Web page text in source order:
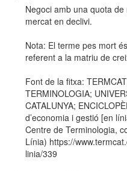
Negoci amb una quota
mercat en declivi.
Nota: El terme pes mort
referent a la matriu de
Font de la fitxa:
TERMINOLOGIA;
CATALUNYA;
d’economia i gestió [en
Centre de Terminologia,
Línia) https://
linia/339